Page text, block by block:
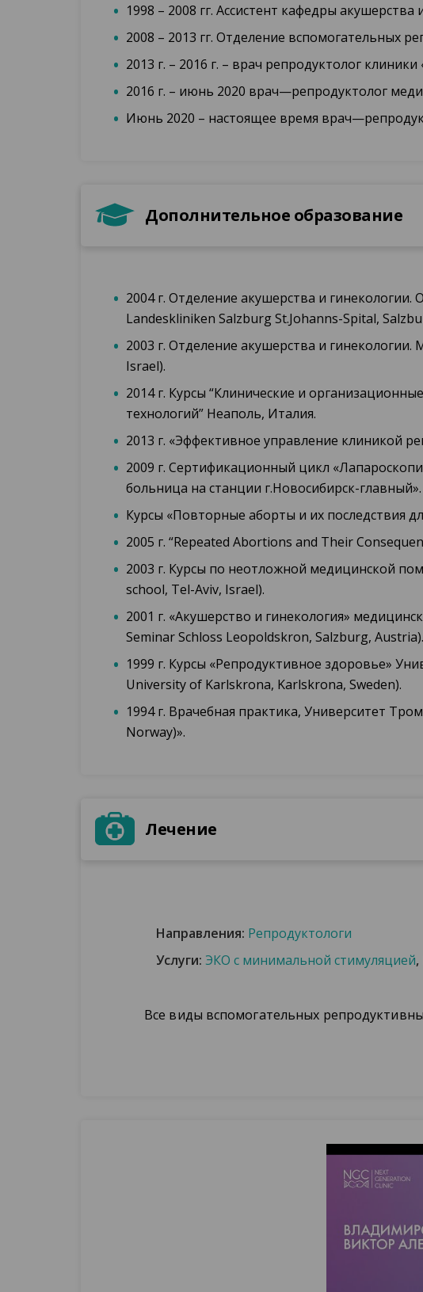
1998 – 2008 гг. Ассистент кафедры
2008 – 2013 гг. Отделение вспомогательных
2013 г. – 2016 г. – врач репродуктолог
2016 г. – июнь 2020 врач—репродуктолог
Июнь 2020 – настоящее время
Дополнительное образование
2004 г. Отделение акушерства и
Landeskliniken Salzburg St.Johanns-Spital,
2003 г. Отделение акушерства и
Israel).
2014 г. Курсы “Клинические и
технологий” Неаполь, Италия.
2013 г. «Эффективное управление клиникой
2009 г. Сертификационный цикл
больница на станции г.Новосибирск-главный».
Курсы «Повторные аборты и их последствия
2005 г. “Repeated Abortions and Their
2003 г. Курсы по неотложной медицинской
school, Tel-Aviv, Israel).
2001 г. «Акушерство и гинекология»
Seminar Schloss Leopoldskron, Salzburg, Austria).
1999 г. Курсы «Репродуктивное здоровье»
University of Karlskrona, Karlskrona, Sweden).
1994 г. Врачебная практика, Университет
Norway)».
Лечение
Направления: Репродуктологи
Услуги: ЭКО с минимальной стимуляцией,
Все виды вспомогательных